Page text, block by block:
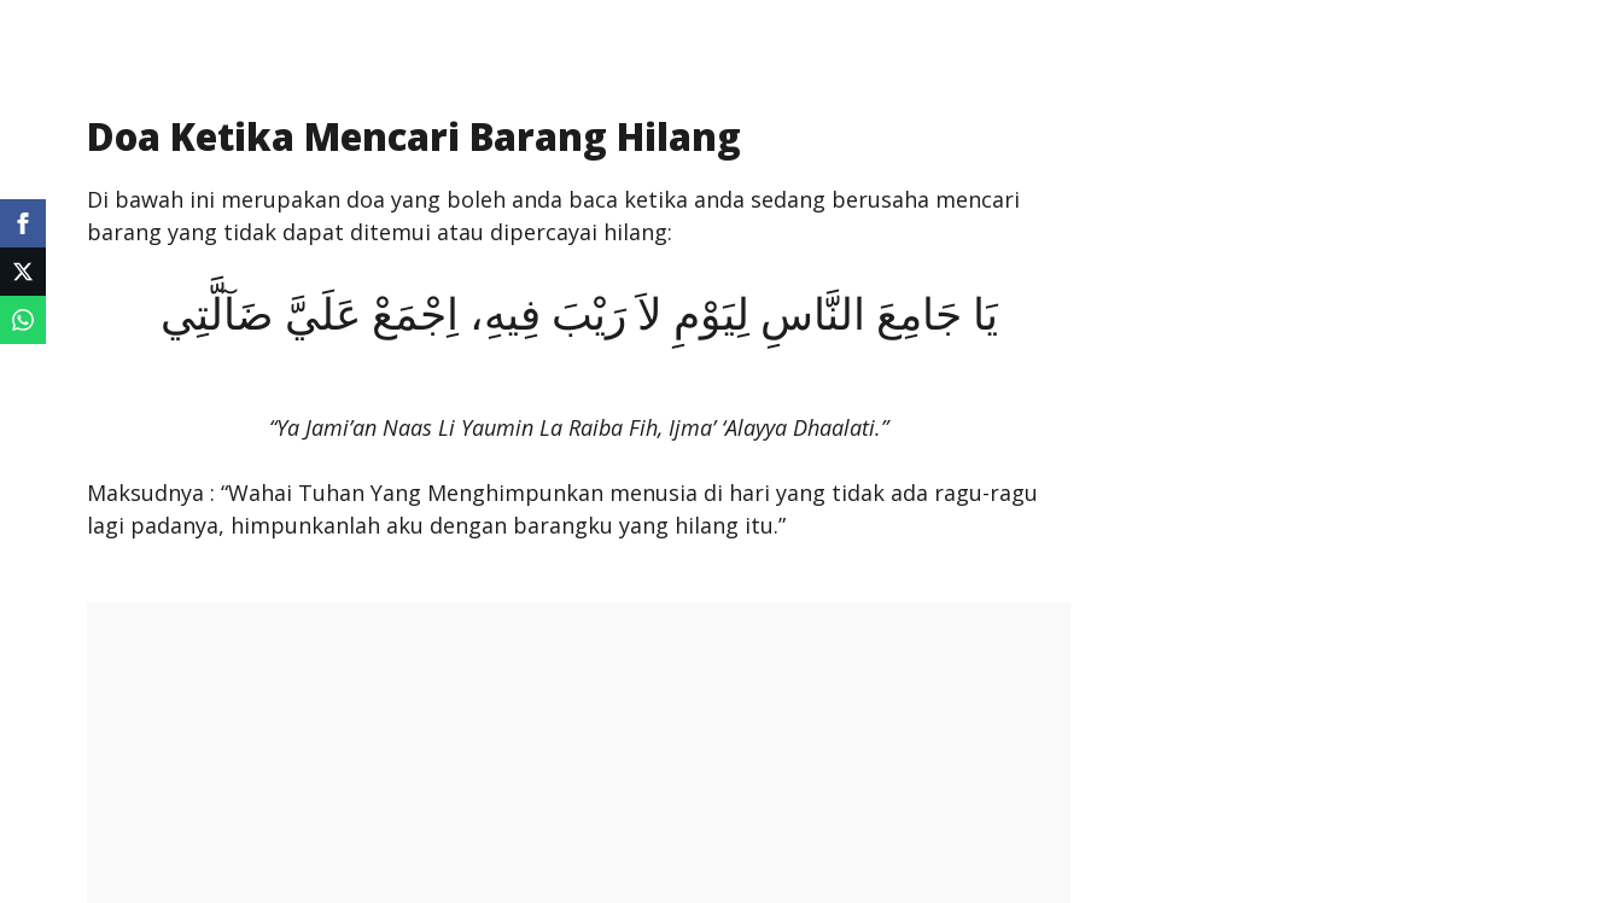
Doa Ketika Mencari Barang Hilang
Di bawah ini merupakan doa yang boleh anda baca ketika anda sedang berusaha mencari
barang yang tidak dapat ditemui atau dipercayai hilang:
يَا جَامِعَ النَّاسِ لِيَوْمِ لاَ رَيْبَ فِيهِ، اِجْمَعْ عَلَيَّ ضَآلَّتِي
“Ya Jami’an Naas Li Yaumin La Raiba Fih, Ijma’ ‘Alayya Dhaalati.”
Maksudnya : “Wahai Tuhan Yang Menghimpunkan menusia di hari yang tidak ada ragu-ragu
lagi padanya, himpunkanlah aku dengan barangku yang hilang itu.”